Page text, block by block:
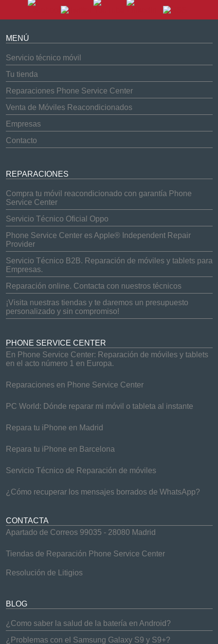
MENÚ
Servicio técnico móvil
Tu tienda
Reparaciones Phone Service Center
Venta de Móviles Reacondicionados
Empresas
Contacto
REPARACIONES
Compra tu móvil reacondicionado con garantía Phone
Service Center
Servicio Técnico Oficial Oppo
Phone Service Center es Apple® Independent Repair
Provider
Servicio Técnico B2B. Reparación de móviles y tablets para
Empresas.
Reparación online. Contacta con nuestros técnicos
¡Visita nuestras tiendas y te daremos un presupuesto
personalizado y sin compromiso!
PHONE SERVICE CENTER
En Phone Service Center: Reparación de móviles y tablets
en el acto número 1 en Europa.
Reparaciones en Phone Service Center
PC World: Dónde reparar mi móvil o tableta al instante
Repara tu iPhone en Madrid
Repara tu iPhone en Barcelona
Servicio Técnico de Reparación de móviles
¿Cómo recuperar los mensajes borrados de WhatsApp?
CONTACTA
Apartado de Correos 99035 - 28080 Madrid
Tiendas de Reparación Phone Service Center
Resolución de Litigios
BLOG
¿Como saber la salud de la batería en Android?
¿Problemas con el Samsung Galaxy S9 y S9+?